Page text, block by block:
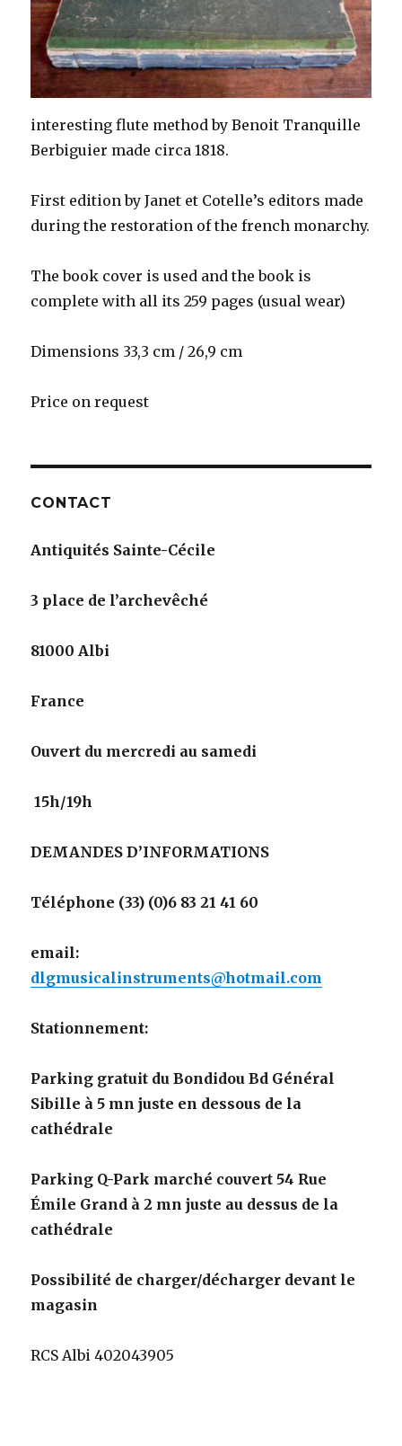
interesting flute method by Benoit Tranquille
Berbiguier made circa 1818.
First edition by Janet et Cotelle’s editors made
during the restoration of the french monarchy.
The book cover is used and the book is
complete with all its 259 pages (usual wear)
Dimensions 33,3 cm / 26,9 cm
Price on request
CONTACT
Antiquités Sainte-Cécile
3 place de l’archevêché
81000 Albi
France
Ouvert du mercredi au samedi
15h/19h
DEMANDES D’INFORMATIONS
Téléphone (33) (0)6 83 21 41 60
email:
dlgmusicalinstruments@hotmail.com
Stationnement:
Parking gratuit du Bondidou Bd Général
Sibille à 5 mn juste en dessous de la
cathédrale
Parking Q-Park marché couvert 54 Rue
Émile Grand à 2 mn juste au dessus de la
cathédrale
Possibilité de charger/décharger devant le
magasin
RCS Albi 402043905